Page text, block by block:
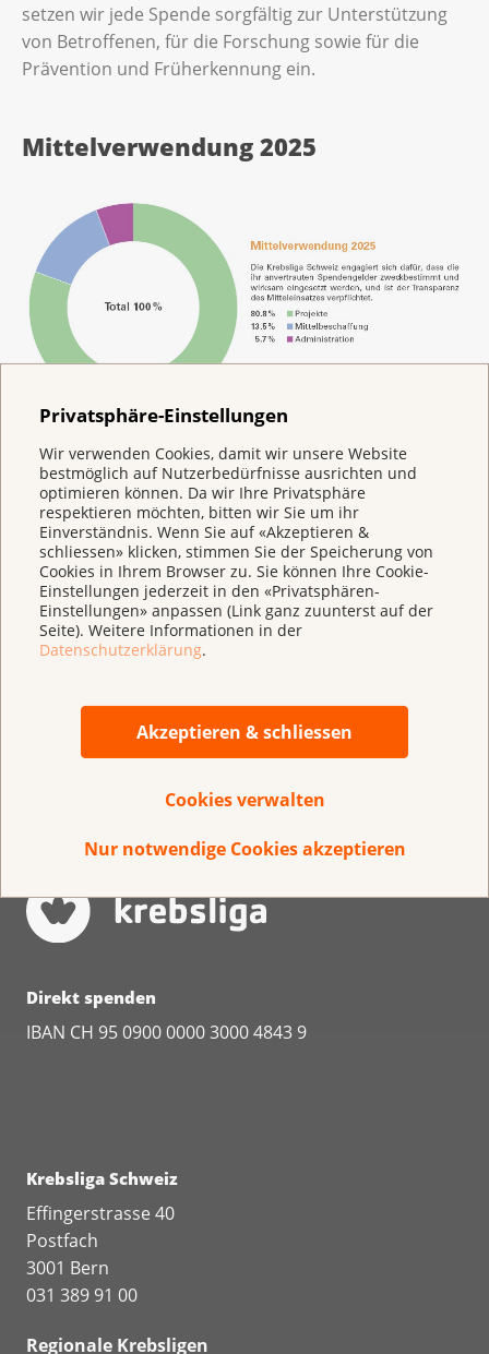
Privatsphäre-Einstellungen
Wir verwenden Cookies, damit wir unsere Website
bestmöglich auf Nutzerbedürfnisse ausrichten und
optimieren können. Da wir Ihre Privatsphäre
respektieren möchten, bitten wir Sie um ihr
Einverständnis. Wenn Sie auf «Akzeptieren &
schliessen» klicken, stimmen Sie der Speicherung von
Cookies in Ihrem Browser zu. Sie können Ihre Cookie-
Einstellungen jederzeit in den «Privatsphären-
Einstellungen» anpassen (Link ganz zuunterst auf der
Seite). Weitere Informationen in der
Datenschutzerklärung.
Akzeptieren & schliessen
Cookies verwalten
Nur notwendige Cookies akzeptieren
setzen wir jede Spende sorgfältig zur Unterstützung
von Betroffenen, für die Forschung sowie für die
Prävention und Früherkennung ein.
Mittelverwendung 2025
Die Krebsliga Schweiz engagiert sich dafür, dass die
ihr anvertrauten Spendengelder zweckbestimmt und
wirksam eingesetzt werden und ist der Transparenz
des Mitteleinsatzes verpflichtet.
Zum Herunterladen
Direkt spenden
IBAN CH 95 0900 0000 3000 4843 9
Krebsliga Schweiz
Effingerstrasse 40
Postfach
3001 Bern
031 389 91 00
Regionale Krebsligen